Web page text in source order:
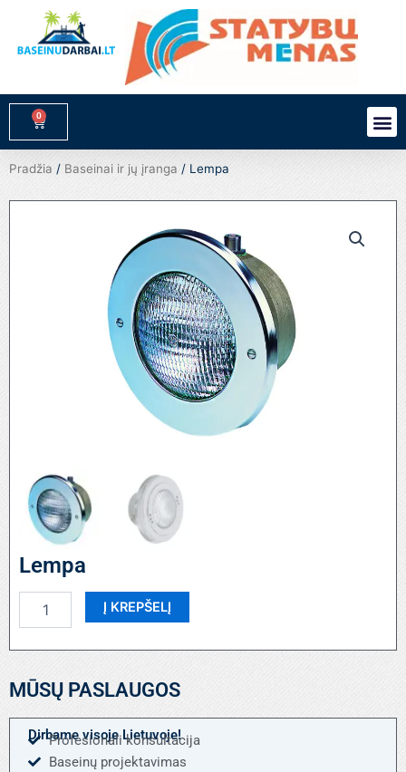
turinio
0
Cart
Pradžia / Baseinai ir jų įranga / Lempa
Lempa
kiekis:
Į KREPŠELĮ
MŪSŲ PASLAUGOS
Dirbame visoje Lietuvoje!
Profesionali konsultacija
Baseinų projektavimas